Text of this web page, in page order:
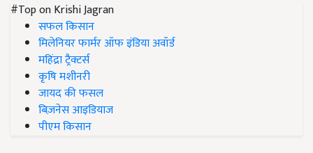
#Top on Krishi Jagran
सफल किसान
मिलेनियर फार्मर ऑफ इंडिया अवॉर्ड
महिंद्रा ट्रैक्टर्स
कृषि मशीनरी
जायद की फसल
बिज़नेस आइडियाज
पीएम किसान